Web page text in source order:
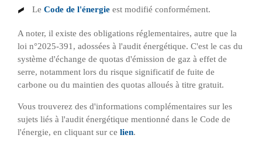
Le Code de l'énergieest modifié conformément.
A noter, il existe des obligations réglementaires, autre que la
loi n°2025-391, adossées à l'audit énergétique. C'est le cas du
système d'échange de quotas d'émission de gaz à effet de
serre, notamment lors du risque significatif de fuite de
carbone ou du maintien des quotas alloués à titre gratuit.
Vous trouverez des d'informations complémentaires sur les
sujets liés à l'audit énergétique mentionné dans le Code de
l'énergie, en cliquant sur ce lien.